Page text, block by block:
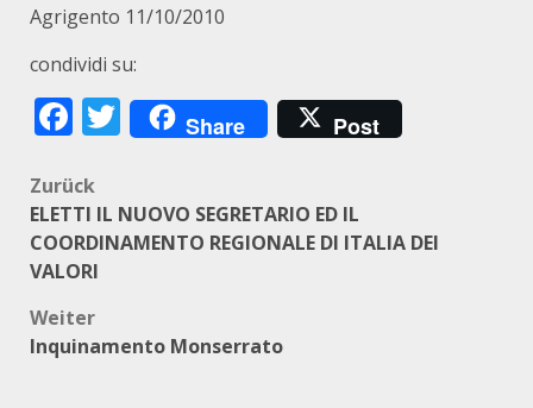
Agrigento 11/10/2010
condividi su:
Facebook
Twitter
Share Post
Beitragsnavigation
Zurück
ELETTI IL NUOVO SEGRETARIO ED IL
COORDINAMENTO REGIONALE DI ITALIA DEI
VALORI
Weiter
Inquinamento Monserrato